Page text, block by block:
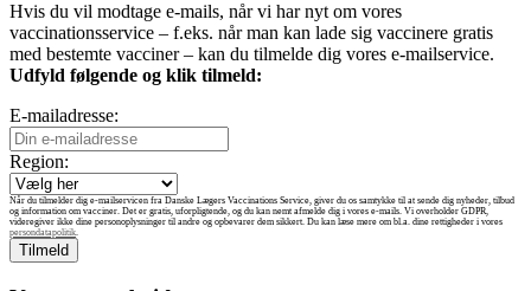
Hvis du vil modtage e-mails, når vi har nyt om vores
vaccinationsservice – f.eks. når man kan lade sig vaccinere gratis
med bestemte vacciner – kan du tilmelde dig vores e-mailservice.
Udfyld følgende og klik tilmeld:
E-mailadresse:
Region:
Når du tilmelder dig e-mailservicen fra Danske Lægers Vaccinations Service, giver du os samtykke til at sende dig nyheder, tilbud
og information om vacciner. Det er gratis, uforpligtende, og du kan nemt afmelde dig i vores e-mails. Vi overholder GDPR,
videregiver ikke dine personoplysninger til andre og opbevarer dem sikkert. Du kan læse mere om bl.a. dine rettigheder i vores
persondatapolitik.